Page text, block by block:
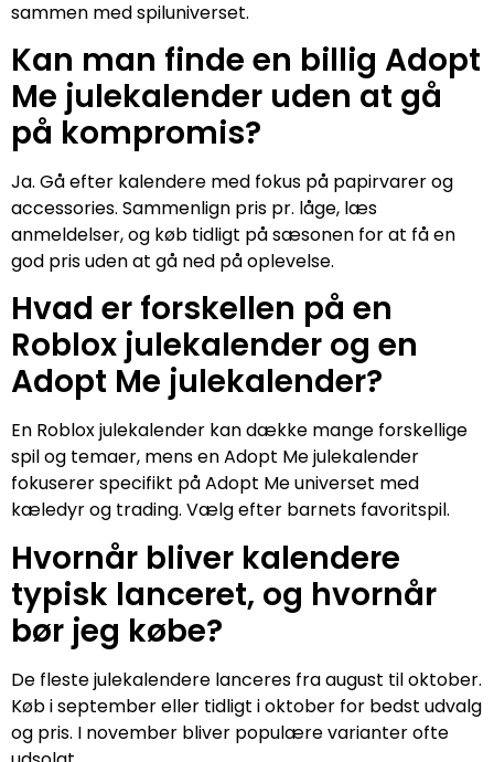
sammen med spiluniverset.
Kan man finde en billig Adopt
Me julekalender uden at gå
på kompromis?
Ja. Gå efter kalendere med fokus på papirvarer og
accessories. Sammenlign pris pr. låge, læs
anmeldelser, og køb tidligt på sæsonen for at få en
god pris uden at gå ned på oplevelse.
Hvad er forskellen på en
Roblox julekalender og en
Adopt Me julekalender?
En Roblox julekalender kan dække mange forskellige
spil og temaer, mens en Adopt Me julekalender
fokuserer specifikt på Adopt Me universet med
kæledyr og trading. Vælg efter barnets favoritspil.
Hvornår bliver kalendere
typisk lanceret, og hvornår
bør jeg købe?
De fleste julekalendere lanceres fra august til oktober.
Køb i september eller tidligt i oktober for bedst udvalg
og pris. I november bliver populære varianter ofte